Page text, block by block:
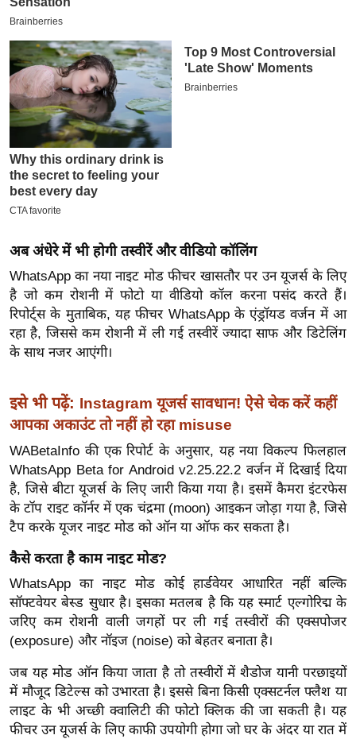
0
2
6
क्रा
इ
म
ई
-
पे
प
सा
ल
बे
ल
श
ख्सि
य
त
यं
इं
डि
या
सा
हि
त्य
ज
ग
त
अब अंधेरे में भी होगी तस्वीरें और वीडियो कॉलिंग
WhatsApp का नया नाइट मोड फीचर खासतौर पर उन यूजर्स के लिए
है जो कम रोशनी में फोटो या वीडियो कॉल करना पसंद करते हैं।
रिपोर्ट्स के मुताबिक, यह फीचर WhatsApp के एंड्रॉयड वर्जन में आ
रहा है, जिससे कम रोशनी में ली गई तस्वीरें ज्यादा साफ और डिटेलिंग
के साथ नजर आएंगी।
इसे भी पढ़ें: Instagram यूजर्स सावधान! ऐसे चेक करें कहीं
आपका अकाउंट तो नहीं हो रहा misuse
WABetaInfo की एक रिपोर्ट के अनुसार, यह नया विकल्प फिलहाल
WhatsApp Beta for Android v2.25.22.2 वर्जन में दिखाई दिया
है, जिसे बीटा यूजर्स के लिए जारी किया गया है। इसमें कैमरा इंटरफेस
के टॉप राइट कॉर्नर में एक चंद्रमा (moon) आइकन जोड़ा गया है, जिसे
टैप करके यूजर नाइट मोड को ऑन या ऑफ कर सकता है।
कैसे करता है काम नाइट मोड?
WhatsApp का नाइट मोड कोई हार्डवेयर आधारित नहीं बल्कि
सॉफ्टवेयर बेस्ड सुधार है। इसका मतलब है कि यह स्मार्ट एल्गोरिद्म के
जरिए कम रोशनी वाली जगहों पर ली गई तस्वीरों की एक्सपोजर
(exposure) और नॉइज (noise) को बेहतर बनाता है।
जब यह मोड ऑन किया जाता है तो तस्वीरों में शैडोज यानी परछाइयों
में मौजूद डिटेल्स को उभारता है। इससे बिना किसी एक्सटर्नल फ्लैश या
लाइट के भी अच्छी क्वालिटी की फोटो क्लिक की जा सकती है। यह
फीचर उन यूजर्स के लिए काफी उपयोगी होगा जो घर के अंदर या रात में